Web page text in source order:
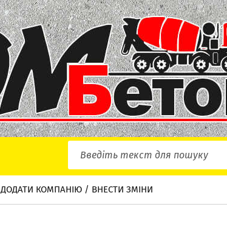
ДОДАТИ КОМПАНІЮ / ВНЕСТИ ЗМІНИ